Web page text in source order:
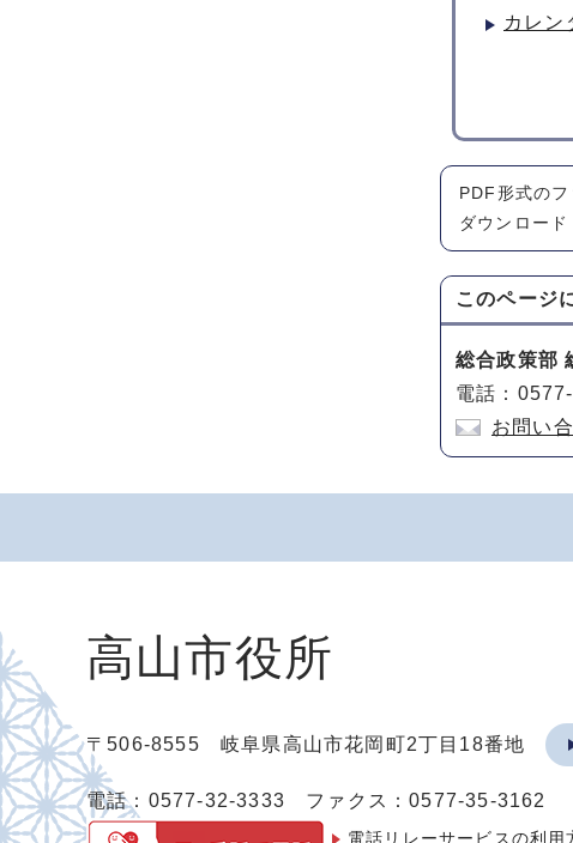
カレン
PDF形式の
ダウンロー
このページ
総合政策部
電話：
お問い
高山市役所
〒506-8555 岐阜県高山市花岡町2丁目18番地
電話：0577-32-3333 ファクス：0577-35-3162
電話リレーサービスの利用